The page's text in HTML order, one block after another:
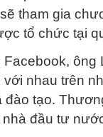
tham gia
tổ chức tại
ông
nhau trên
tạo.
đầu tư